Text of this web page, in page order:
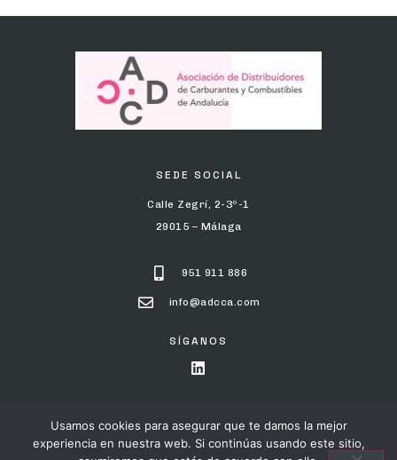
SEDE SOCIAL
Calle Zegrí, 2-3º-1
29015 – Málaga
951 911 886
info@adcca.com
SÍGANOS
POLÍTICA DE PRIVACIDAD AVISO LEGAL POLÍTICA DE COOKIES
Usamos cookies para asegurar que te damos la mejor
experiencia en nuestra web. Si continúas usando este sitio,